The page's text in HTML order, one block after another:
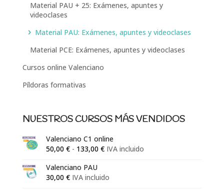
Material PAU + 25: Exámenes, apuntes y
videoclases
Material PAU: Exámenes, apuntes y videoclases
Material PCE: Exámenes, apuntes y videoclases
Cursos online Valenciano
Píldoras formativas
NUESTROS CURSOS MÁS VENDIDOS
Valenciano C1 online
50,00 € - 133,00 €Rango
desde
IVA incluido
Valenciano PAU
30,00 € IVA incluido